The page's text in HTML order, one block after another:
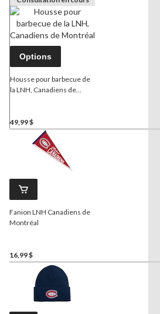
Options
Housse pour barbecue de
la LNH, Canadiens de
49,99 $
Fanion LNH Canadiens de
Montréal
16,99 $